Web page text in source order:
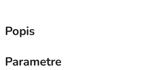
Popis
Parametre